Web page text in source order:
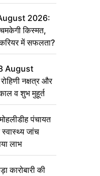
2026:
किस्मत,
में सफलता?
August
नक्षत्र और
व शुभ मुहूर्त
पंचायत
जांच
लाभ
की